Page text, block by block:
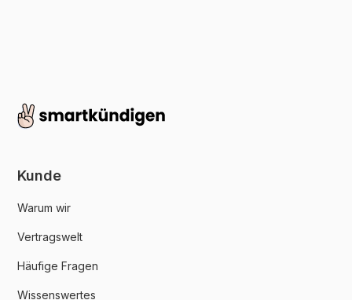
Kunde
Warum wir
Vertragswelt
Häufige Fragen
Wissenswertes